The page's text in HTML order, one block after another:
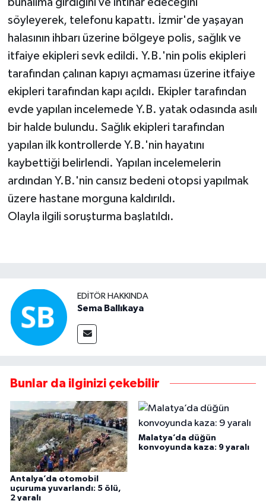
söyleyerek, telefonu kapattı. İzmir'de yaşayan
halasının ihbarı üzerine bölgeye polis, sağlık ve
itfaiye ekipleri sevk edildi. Y.B.'nin polis ekipleri
tarafından çalınan kapıyı açmaması üzerine itfaiye
ekipleri tarafından kapı açıldı. Ekipler tarafından
evde yapılan incelemede Y.B. yatak odasında asılı
bir halde bulundu. Sağlık ekipleri tarafından
yapılan ilk kontrollerde Y.B.'nin hayatını
kaybettiği belirlendi. Yapılan incelemelerin
ardından Y.B.'nin cansız bedeni otopsi yapılmak
üzere hastane morguna kaldırıldı.
Olayla ilgili soruşturma başlatıldı.
EDITÖR HAKKINDA
Sema Ballıkaya
Bunlar da ilginizi çekebilir
Antalya’da otomobil
uçuruma yuvarlandı: 5 ölü,
2 yaralı
Malatya’da düğün
konvoyunda kaza: 9 yaralı